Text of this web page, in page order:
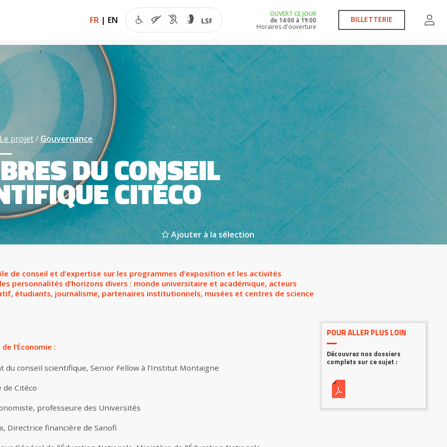
FR | EN
OUVERT CE JOUR
de 14:00 à 19:00
Horaires d'ouverture
BILLETTERIE
Le projet Gouvernance
DU CONSEIL
CITÉCO
Ajouter à la sélection
de conseil et d’expertise sur les programmes d’exposition et les activités
personnalités d’horizons divers : monde universitaire et académique, acteurs
étudiants, journalisme, partenaires institutionnels, musées et centres de science
l’Économie :
du conseil scientifique, Senior Fellow à l’Institut Montaigne
de Citéco
professeure des Universités
Directrice financière de Sanofi
POUR ALLER PLUS LOIN
Découvrez nos dossiers
complets sur ce sujet :